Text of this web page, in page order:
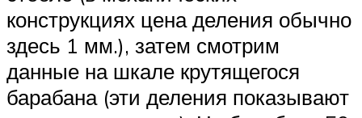
конструкциях цена деления обычно
здесь 1 мм.), затем смотрим
данные на шкале крутящегося
барабана (эти деления показывают